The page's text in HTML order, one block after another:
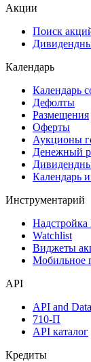
Акции
Поиск
Календарь
Календарь
Дефолты
Размещения
Оферты
Аукционы
Денежный
Календарь
Инструментарий
Надстройка
Watchlist
Виджеты
Мобильное
API
API and
710-П
API каталог
Кредиты